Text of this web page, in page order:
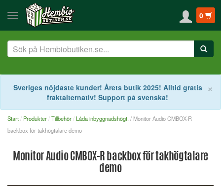
0
×
Sveriges nöjdaste kunder! Årets butik 2025! Alltid gratis
fraktalternativ! Support på svenska!
Start Produkter Tillbehör Låda inbyggnadshögt. / Monitor Audio CMBOX-R
backbox för takhögtalare demo
Monitor Audio CMBOX-R backbox för takhögtalare
demo